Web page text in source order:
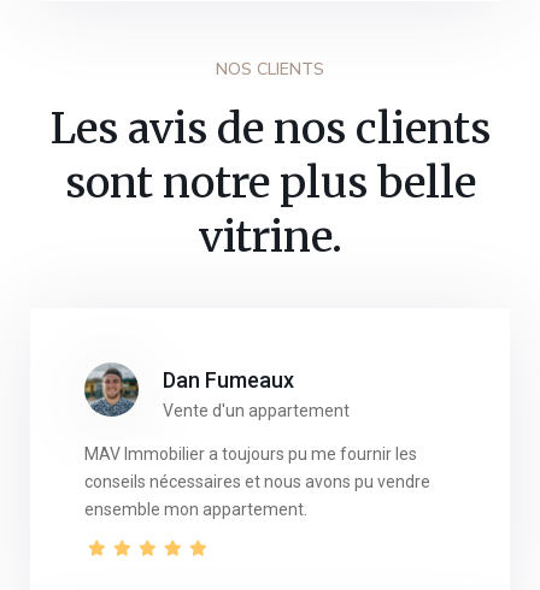
NOS CLIENTS
Les avis de nos clients
sont notre plus belle
vitrine.
Dan Fumeaux
Vente d'un appartement
MAV Immobilier a toujours pu me fournir les
conseils nécessaires et nous avons pu vendre
ensemble mon appartement.